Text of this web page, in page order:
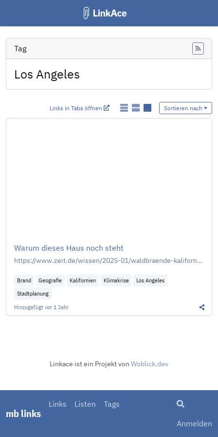
mb links
Links Listen Tags
Anmelden
Tag
Los Angeles
Links in Tabs öffnen Sortieren nach
Warum dieses Haus noch steht
https://www.zeit.de/wissen/2025-01/waldbraende-kalifornien-feuerfeste-haeuser-architektur-los-angeles
Brand Geografie Kalifornien Klimakrise
Los Angeles
Stadtplanung
Hinzugefügt vor 1 Jahr
Linkace ist ein Projekt von Woblick.dev